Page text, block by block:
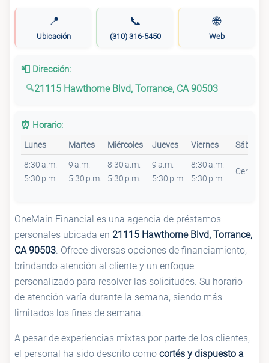
📍
Ubicación
📞
(310) 316-5450
🌐
Web
📮 Dirección:
21115 Hawthorne Blvd, Torrance, CA 90503
⏰ Horario:
Lunes Martes Miércoles Jueves Viernes Sábado
8:30 a.m.–
5:30 p.m.
9 a.m.–
5:30 p.m.
8:30 a.m.–
5:30 p.m.
9 a.m.–
5:30 p.m.
8:30 a.m.–
5:30 p.m.
Cerrado
OneMain Financial es una agencia de préstamos
personales ubicada en 21115 Hawthorne Blvd, Torrance,
CA 90503. Ofrece diversas opciones de financiamiento,
brindando atención al cliente y un enfoque
personalizado para resolver las solicitudes. Su horario
de atención varía durante la semana, siendo más
limitados los fines de semana.
A pesar de experiencias mixtas por parte de los clientes,
el personal ha sido descrito como cortés y dispuesto a